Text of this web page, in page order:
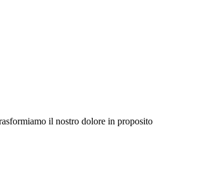
il nostro dolore in proposito